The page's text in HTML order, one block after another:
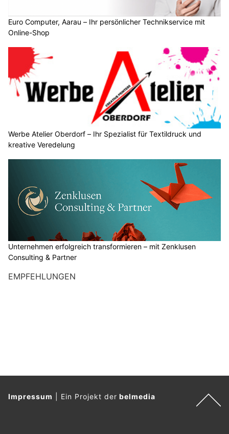
Euro Computer, Aarau – Ihr persönlicher Technikservice mit
Online-Shop
Werbe Atelier Oberdorf – Ihr Spezialist für Textildruck und
kreative Veredelung
Unternehmen erfolgreich transformieren – mit Zenklusen
Consulting & Partner
EMPFEHLUNGEN
Impressum Ein Projekt derbelmedia